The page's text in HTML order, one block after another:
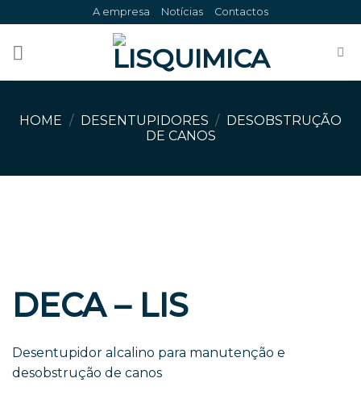
to
content
A empresa Notícias Contactos
HOME / DESENTUPIDORES / DESOBSTRUÇÃO
DE CANOS
DECA – LIS
Desentupidor alcalino para manutenção e
desobstrução de canos